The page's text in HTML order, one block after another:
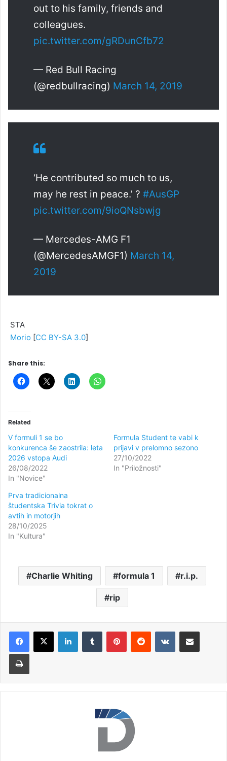
out to his family, friends and
colleagues.
pic.twitter.com/gRDunCfb72
— Red Bull Racing
(@redbullracing) March 14, 2019
‘He contributed so much to us,
may he rest in peace.’ ? #AusGP
pic.twitter.com/9ioQNsbwjg
— Mercedes-AMG F1
(@MercedesAMGF1) March 14,
2019
STA
Morio [CC BY-SA 3.0]
Share this:
Related
V formuli 1 se bo
konkurenca še zaostrila: leta
2026 vstopa Audi
26/08/2022
In "Novice"
Formula Student te vabi k
prijavi v prelomno sezono
27/10/2022
In "Priložnosti"
Prva tradicionalna
študentska Trivia tokrat o
avtih in motorjih
28/10/2025
In "Kultura"
Charlie Whiting formula 1 r.i.p.
rip